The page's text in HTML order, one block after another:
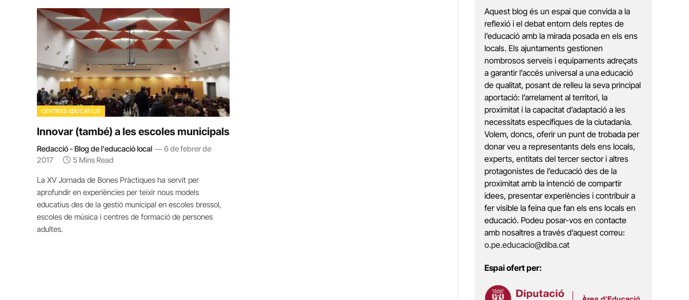
CENTRES EDUCATIUS
Innovar (també) a les escoles municipals
Redacció - Blog de l'educació local
6 de febrer de
2017
5 Mins Read
La XV Jornada de Bones Pràctiques ha servit per
aprofundir en experiències per teixir nous models
educatius des de la gestió municipal en escoles bressol,
escoles de música i centres de formació de persones
adultes.
Aquest blog és un espai que convida a la
reflexió i el debat entorn dels reptes de
l’educació amb la mirada posada en els ens
locals. Els ajuntaments gestionen
nombrosos serveis i equipaments adreçats
a garantir l’accés universal a una educació
de qualitat, posant de relleu la seva principal
aportació: l’arrelament al territori, la
proximitat i la capacitat d’adaptació a les
necessitats específiques de la ciutadania.
Volem, doncs, oferir un punt de trobada per
donar veu a representants dels ens locals,
experts, entitats del tercer sector i altres
protagonistes de l’educació des de la
proximitat amb la intenció de compartir
idees, presentar experiències i contribuir a
fer visible la feina que fan els ens locals en
educació. Podeu posar-vos en contacte
amb nosaltres a través d’aquest correu:
o.pe.educacio@diba.cat
Espai ofert per: